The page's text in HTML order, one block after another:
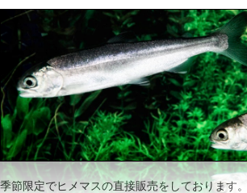
季節限定でヒメマスの直接販売をしております。